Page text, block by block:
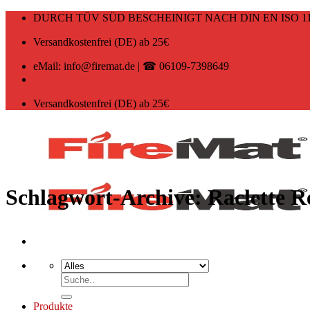
Zum
springen
DURCH TÜV SÜD BESCHEINIGT NACH DIN EN ISO
Versandkostenfrei (DE) ab 25€
eMail: info@firemat.de | ☎ 06109-7398649
Versandkostenfrei (DE) ab 25€
Suchen
nach:
Produkte
Schlagwort-Archive:Raclette